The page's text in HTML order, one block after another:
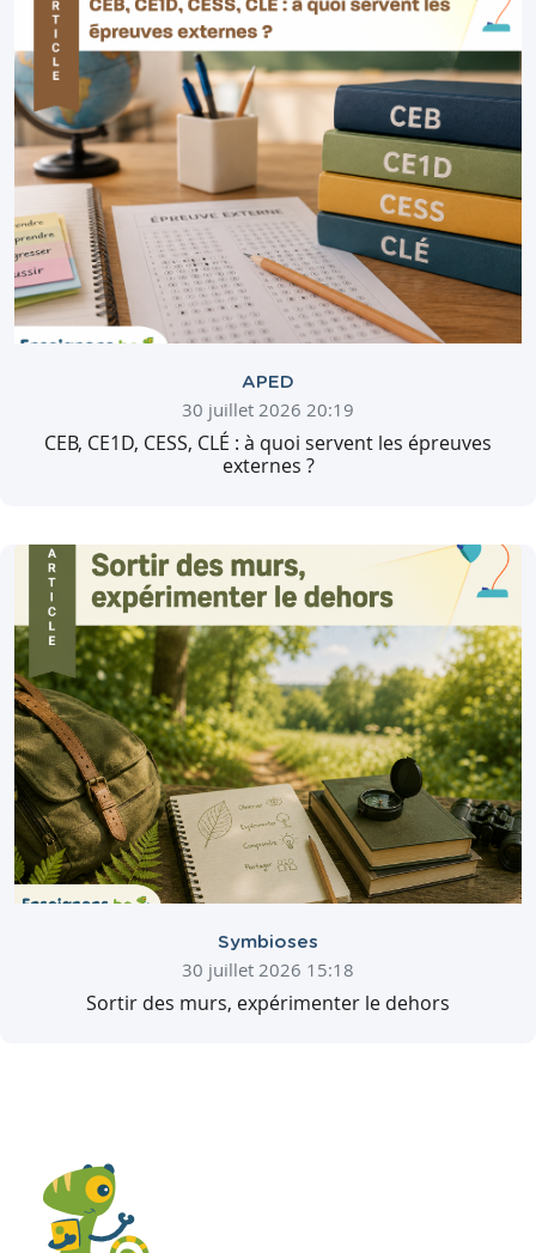
APED
30 juillet 2026 20:19
CEB, CE1D, CESS, CLÉ : à quoi servent les épreuves
externes ?
Symbioses
30 juillet 2026 15:18
Sortir des murs, expérimenter le dehors